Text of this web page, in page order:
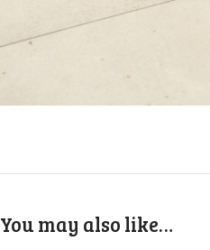
You may also like…